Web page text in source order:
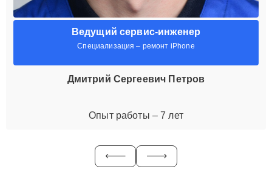
Ведущий сервис-инженер
Специализация – ремонт iPhone
Дмитрий Сергеевич Петров
Опыт работы – 7 лет